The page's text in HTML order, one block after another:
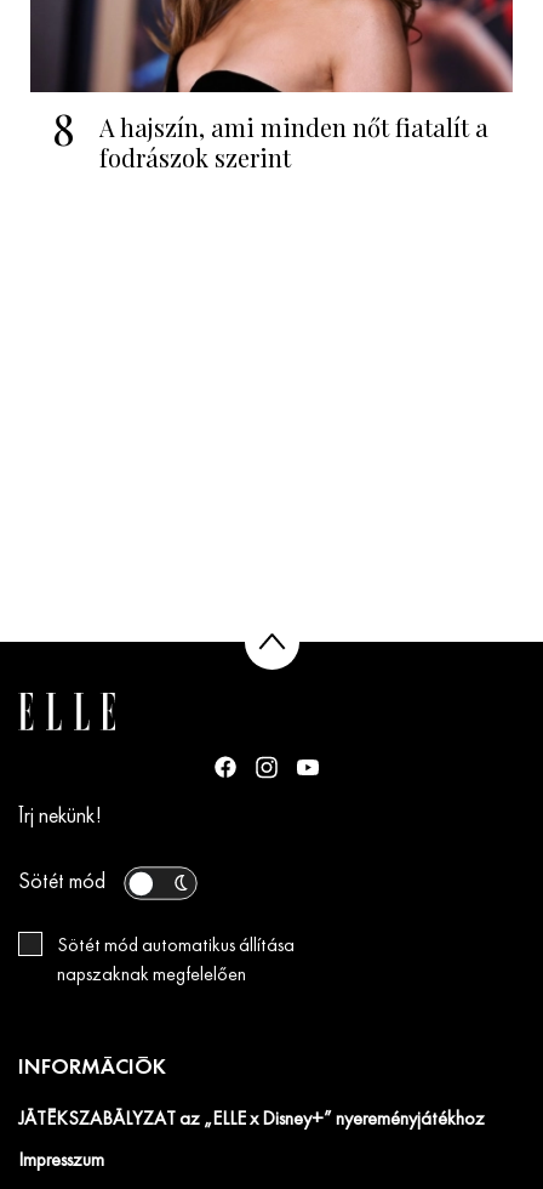
8
A hajszín, ami minden nőt fiatalít a
fodrászok szerint
Írj nekünk!
Sötét mód
Sötét mód automatikus állítása
napszaknak megfelelően
INFORMÁCIÓK
JÁTÉKSZABÁLYZAT az „ELLE x Disney+” nyereményjátékhoz
Impresszum